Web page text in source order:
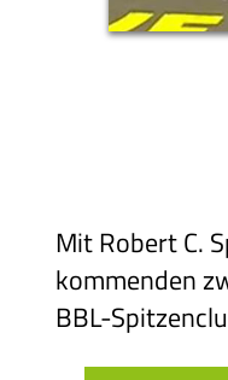
Mit Robert C.
kommenden
BBL-